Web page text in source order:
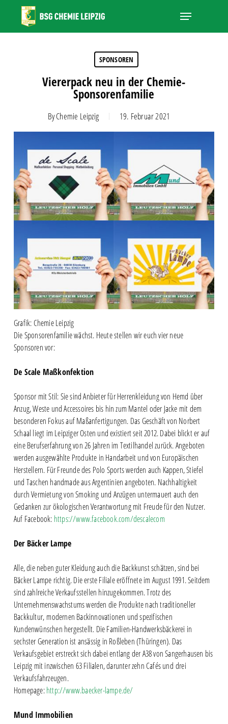
main
Menu
SPONSOREN
Viererpack neu in der Chemie-
Sponsorenfamilie
ByChemie Leipzig 19. Februar 2021
Grafik: Chemie Leipzig
Die Sponsorenfamilie wächst. Heute stellen wir euch vier neue
Sponsoren vor:
De Scale Maßkonfektion
Sponsor mit Stil: Sie sind Anbieter für Herrenkleidung von Hemd über
Anzug, Weste und Accessoires bis hin zum Mantel oder Jacke mit dem
besonderen Fokus auf Maßanfertigungen. Das Geschäft von Norbert
Schaal liegt im Leipziger Osten und existiert seit 2012. Dabei blickt er auf
eine Berufserfahrung von 26 Jahren im Textilhandel zurück. Angeboten
werden ausgewählte Produkte in Handarbeit und von Europäischen
Herstellern. Für Freunde des Polo Sports werden auch Kappen, Stiefel
und Taschen handmade aus Argentinien angeboten. Nachhaltigkeit
durch Vermietung von Smoking und Anzügen untermauert auch den
Gedanken zur ökologischen Verantwortung mit Freude für den Nutzer.
Auf Facebook: https://www.facebook.com/descalecom
Der Bäcker Lampe
Alle, die neben guter Kleidung auch die Backkunst schätzen, sind bei
Bäcker Lampe richtig. Die erste Filiale eröffnete im August 1991. Seitdem
sind zahlreiche Verkaufsstellen hinzugekommen. Trotz des
Unternehmenswachstums werden die Produkte nach traditioneller
Backkultur, modernen Backinnovationen und spezifischen
Kundenwünschen hergestellt. Die Familien-Handwerksbäckerei in
sechster Generation ist ansässig in Roßleben (Thüringen). Das
Verkaufsgebiet erstreckt sich dabei entlang der A38 von Sangerhausen bis
Leipzig mit inzwischen 63 Filialen, darunter zehn Cafés und drei
Verkaufsfahrzeugen.
Homepage:http://www.baecker-lampe.de/
Mund Immobilien
Close